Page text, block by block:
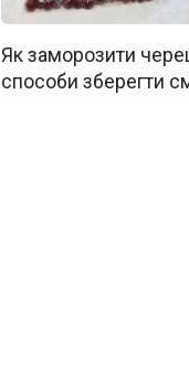
Як заморозити
способи зберегти